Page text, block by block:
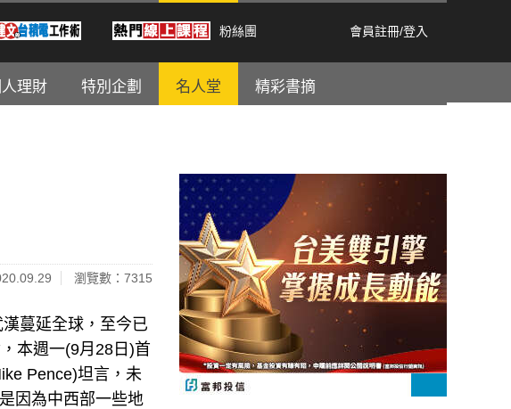
粉絲團 會員註冊/登入
理財 特別企劃 名人堂 精彩書摘
瀏覽數：7315
蔓延全球，至今已
本週一(9月28日)首
Pence)坦言，未
因為中西部一些地